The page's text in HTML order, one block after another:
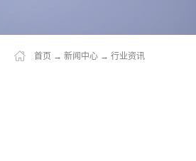
首页 → 新闻中心 → 行业资讯